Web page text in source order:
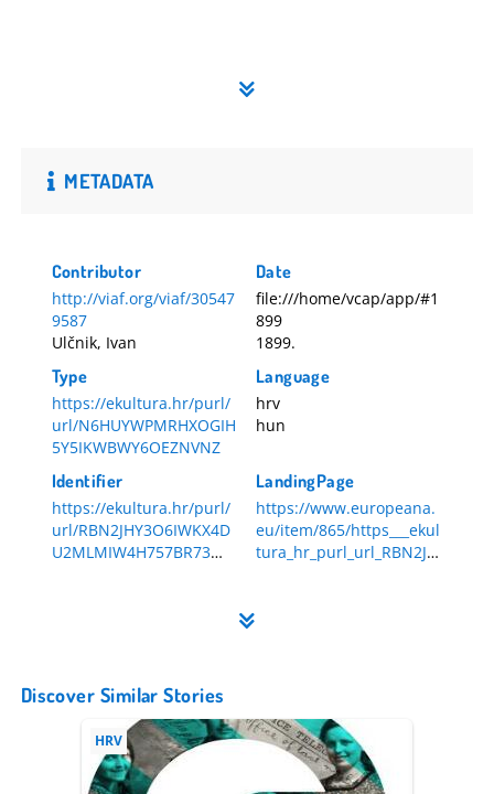
METADATA
Contributor
http://viaf.org/viaf/30547
9587
Ulčnik, Ivan
Date
file:///home/vcap/app/#1
899
1899.
Type
https://ekultura.hr/purl/
url/N6HUYWPMRHXOGIH
5Y5IKWBWY6OEZNVNZ
Language
hrv
hun
Identifier
https://ekultura.hr/purl/
url/RBN2JHY3O6IWKX4D
U2MLMIW4H757BR73
LandingPage
https://www.europeana.
eu/item/865/https___ekul
tura_hr_purl_url_RBN2JH
Discover Similar Stories
HRV